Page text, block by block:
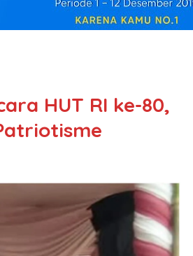
HUT RI ke-80,